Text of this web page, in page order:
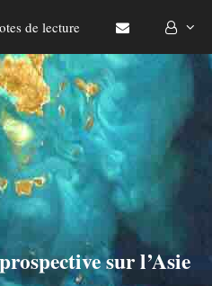
de lecture
sur l’Asie